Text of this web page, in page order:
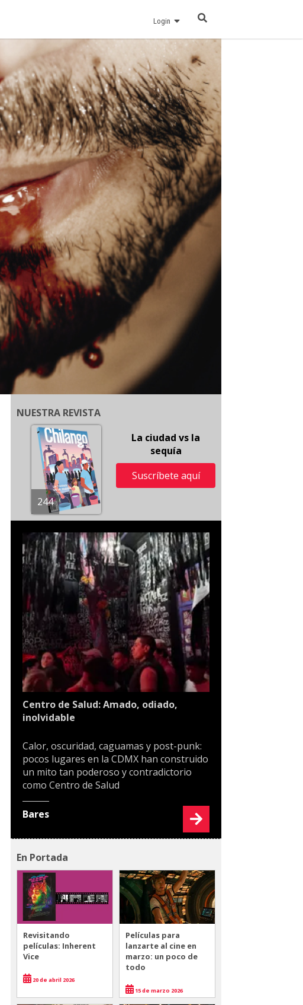
Login
NUESTRA REVISTA
244
La ciudad vs la
sequía
Suscríbete aquí
Centro de Salud: Amado, odiado,
inolvidable
Calor, oscuridad, caguamas y post-punk:
pocos lugares en la CDMX han construido
un mito tan poderoso y contradictorio
como Centro de Salud
Bares
En Portada
Revisitando
películas: Inherent
Vice
20 de abril 2026
Películas para
lanzarte al cine en
marzo: un poco de
todo
15 de marzo 2026